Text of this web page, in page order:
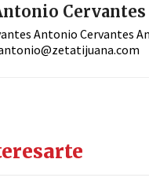
Cervantes
Antonio Cervantes